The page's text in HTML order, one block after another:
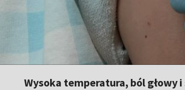
Wysoka temperatura, ból głowy